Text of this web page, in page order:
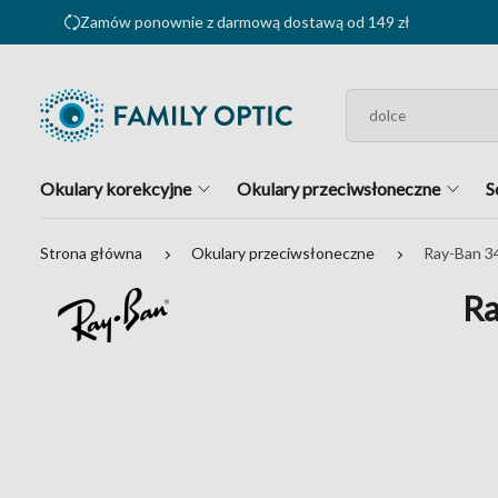
Zamów ponownie z darmową dostawą od 149 zł
Okulary korekcyjne Okulary przeciwsłoneczne
Strona główna Okulary przeciwsłoneczne Ray-Ban